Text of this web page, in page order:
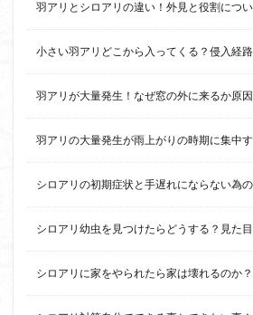
羽アリとシロアリの違い！外見と役割につ
小さい羽アリどこから入ってくる？侵入経
羽アリが大量発生！なぜ窓の外に来るか原
羽アリの大量発生が雨上がりの時期に集中
シロアリの初期症状と手遅れにならない為
シロアリ幼虫を見つけたらどうする？見た
シロアリに家をやられたら家は壊れるのか